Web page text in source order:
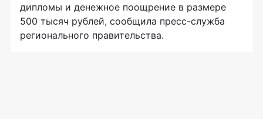
дипломы и денежное поощрение в размере
500 тысяч рублей, сообщила пресс-служба
регионального правительства.